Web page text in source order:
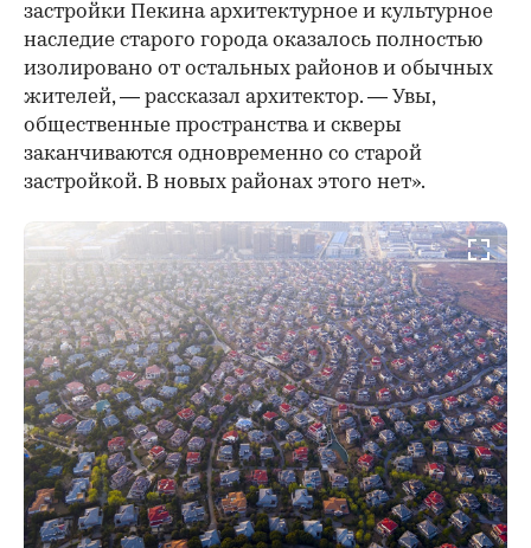
застройки Пекина архитектурное и культурное
наследие старого города оказалось полностью
изолировано от остальных районов и обычных
жителей, — рассказал архитектор. — Увы,
общественные пространства и скверы
заканчиваются одновременно со старой
застройкой. В новых районах этого нет».